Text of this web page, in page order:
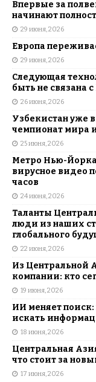
Впервые за
начинают
29 июня, 2026
Европа
29 июня, 2026
Следующая
быть не связана
26 июня, 2026
Узбекистан уже
чемпионат мира
25 июня, 2026
Метро Нью-Йорка
вирусное видео
часов
24 июня, 2026
Таланты
люди из наших
глобального
22 июня, 2026
Из Центральной
компании: кто
19 июня, 2026
ИИ меняет поиск:
искать
18 июня, 2026
Центральная
что стоит за
17 июня, 2026